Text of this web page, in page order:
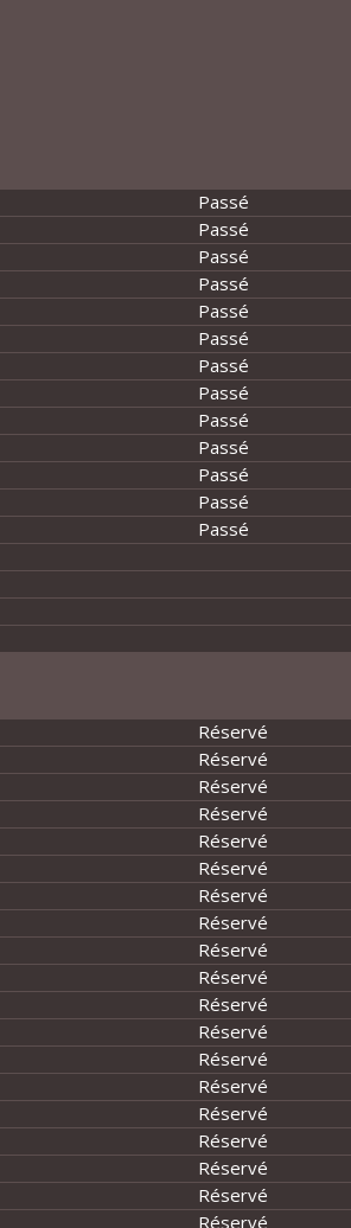
Passé
Passé
Passé
Passé
Passé
Passé
Passé
Passé
Passé
Passé
Passé
Passé
Passé
Réservé
Réservé
Réservé
Réservé
Réservé
Réservé
Réservé
Réservé
Réservé
Réservé
Réservé
Réservé
Réservé
Réservé
Réservé
Réservé
Réservé
Réservé
Réservé